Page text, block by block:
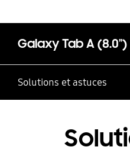
Galaxy Tab A (8.0")
Solutions et astuces